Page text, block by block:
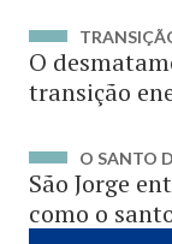
O
transição
O SANTO
São Jorge
como o